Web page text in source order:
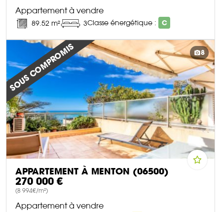
Appartement à vendre
89.52 m² 3Classe énergétique : C
DÉCOUVRIR CE BIEN
SOUS COMPROMIS 8
APPARTEMENT À MENTON (06500)
270 000 €
(8 994€/m²)
Appartement à vendre